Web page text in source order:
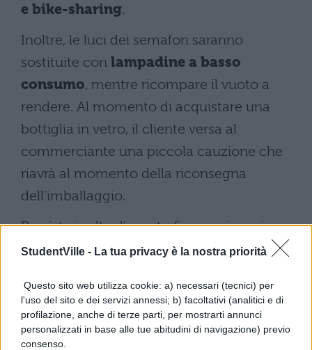
StudentVille - La tua privacy è la nostra priorità
Questo sito web utilizza cookie: a) necessari (tecnici) per
l'uso del sito e dei servizi annessi; b) facoltativi (analitici e di
profilazione, anche di terze parti, per mostrarti annunci
personalizzati in base alle tue abitudini di navigazione) previo
consenso.
e bike-sharing.
Inoltre, le luci dei semafori saranno
sostituite con lampadine a basso
consumo, mentre ricompare il vuoto a
rendere. Al momento di acquistare una
bottiglia in vetro, il cliente versa al
commerciante una piccola cauzione che
riavrà al momento della riconsegna
dell'imballaggio.
Previsto inoltre l'arresto fino a sei mesi per
chi immette cinghiali sul territorio e
ovvero l'obbligo di garantire criteri
ambientali minimi nelle forniture, dai pc
alle stampanti fino ai condizionatori ma